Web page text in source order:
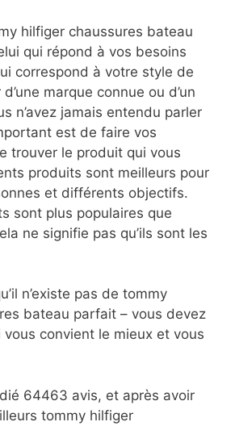
hilfiger chaussures bateau
qui répond à vos besoins
correspond à votre style de
marque connue ou d’un
n’avez jamais entendu parler
est de faire vos
trouver le produit qui vous
produits sont meilleurs pour
et différents objectifs.
sont plus populaires que
ne signifie pas qu’ils sont les
n’existe pas de tommy
bateau parfait – vous devez
convient le mieux et vous
64463 avis, et après avoir
tommy hilfiger